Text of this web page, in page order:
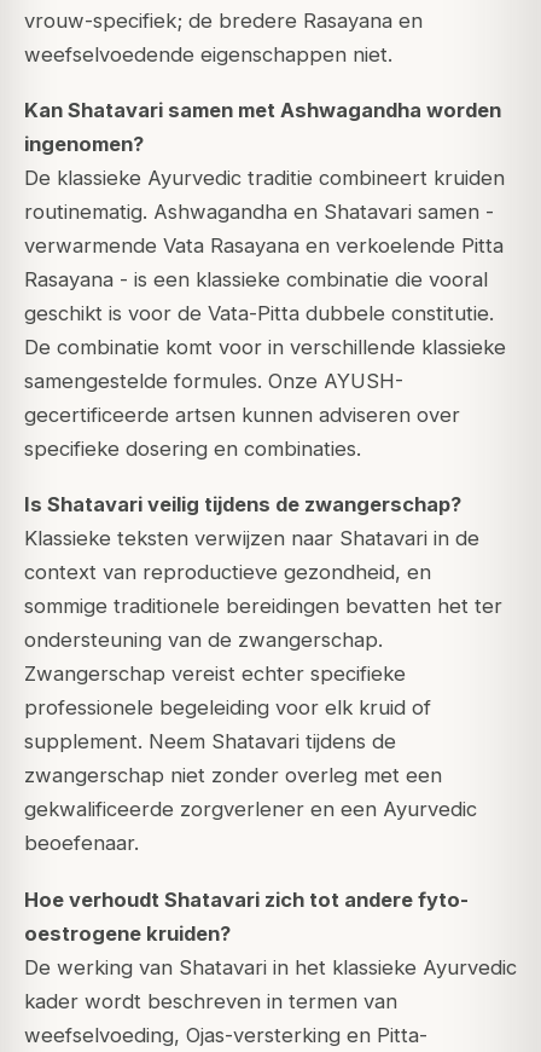
vrouw-specifiek; de bredere Rasayana en
weefselvoedende eigenschappen niet.
Kan Shatavari samen met Ashwagandha worden
ingenomen?
De klassieke Ayurvedic traditie combineert kruiden
routinematig. Ashwagandha en Shatavari samen -
verwarmende Vata Rasayana en verkoelende Pitta
Rasayana - is een klassieke combinatie die vooral
geschikt is voor de Vata-Pitta dubbele constitutie.
De combinatie komt voor in verschillende klassieke
samengestelde formules. Onze AYUSH-
gecertificeerde artsen kunnen adviseren over
specifieke dosering en combinaties.
Is Shatavari veilig tijdens de zwangerschap?
Klassieke teksten verwijzen naar Shatavari in de
context van reproductieve gezondheid, en
sommige traditionele bereidingen bevatten het ter
ondersteuning van de zwangerschap.
Zwangerschap vereist echter specifieke
professionele begeleiding voor elk kruid of
supplement. Neem Shatavari tijdens de
zwangerschap niet zonder overleg met een
gekwalificeerde zorgverlener en een Ayurvedic
beoefenaar.
Hoe verhoudt Shatavari zich tot andere fyto-
oestrogene kruiden?
De werking van Shatavari in het klassieke Ayurvedic
kader wordt beschreven in termen van
weefselvoeding, Ojas-versterking en Pitta-